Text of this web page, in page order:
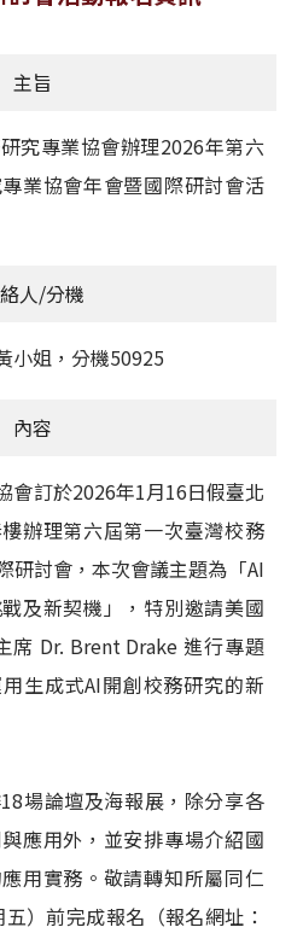
活動訊息
術榮譽
其他
主旨
究專業協會辦理2026年第六
業協會年會暨國際研討會活
人/分機
小姐，分機50925
內容
會訂於2026年1月16日假臺北
辦理第六屆第一次臺灣校務
研討會，本次會議主題為「AI
及新契機」，特別邀請美國
席 Dr. Brent Drake 進行專題
生成式AI開創校務研究的新
場論壇及海報展，除分享各
應用外，並安排專場介紹國
用實務。敬請轉知所屬同仁
）前完成報名（報名網址：